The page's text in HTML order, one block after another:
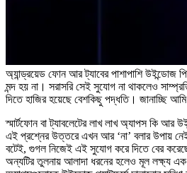
অ্যান্ড্রয়েড ফোন আর ট্যাবের পাশাপাশি উইন্ডোজ
মন্দ হয় না। সরাসরি সেই সুযোগ না থাকলেও
দিতে হাজির হয়েছে বেশকিছু পদ্ধতি। জানাচ্ছি আমি
স্মার্টফোন বা ট্যাবলেটের লাখ লাখ অ্যাপস কি আর
এই প্রশ্নের উত্তরে এখন আর ‘না’ বলার উপায়
বটেই, গুগল নিজেই এই সুযোগ করে দিতে বের
অন্যটির তুলনায় আলাদা ধরনের হলেও মূল লক্ষ্য